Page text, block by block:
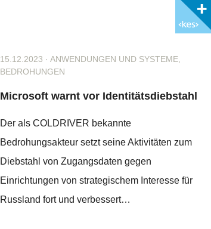
15.12.2023 · ANWENDUNGEN UND SYSTEME,
BEDROHUNGEN
Microsoft warnt vor Identitätsdiebstahl
Der als COLDRIVER bekannte
Bedrohungsakteur setzt seine Aktivitäten zum
Diebstahl von Zugangsdaten gegen
Einrichtungen von strategischem Interesse für
Russland fort und verbessert…